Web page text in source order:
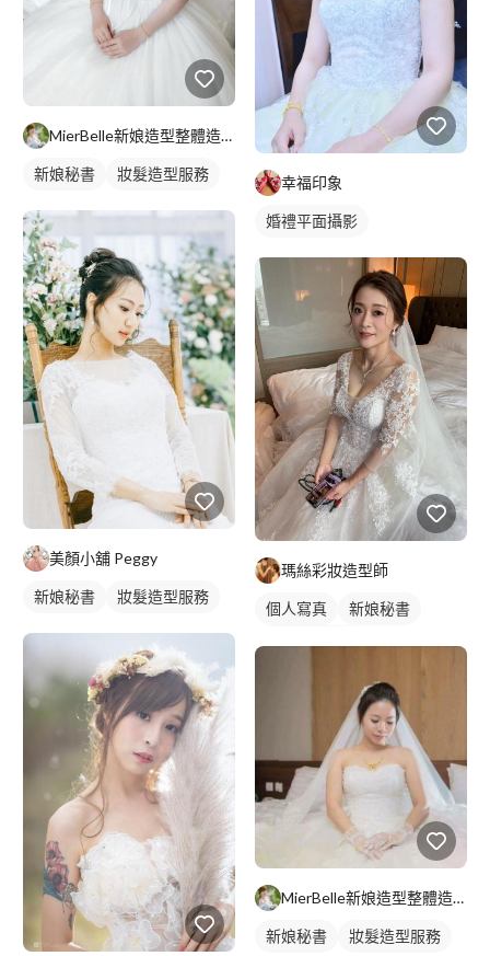
MierBelle新娘造型整體造型工作室
新娘秘書 妝髮造型服務
美顏小舖 Peggy
新娘秘書 妝髮造型服務
幸福印象
婚禮平面攝影
瑪絲彩妝造型師
個人寫真
新娘秘書
MierBelle新娘造型整體造型工作室
新娘秘書 妝髮造型服務